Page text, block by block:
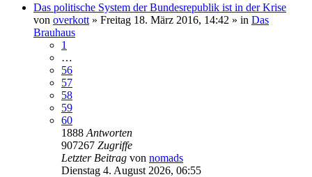
Das politische System der Bundesrepublik ist in der Krise
von overkott » Freitag 18. März 2016, 14:42 » in Das
Brauhaus
1
…
56
57
58
59
60
1888 Antworten
907267 Zugriffe
Letzter Beitrag von nomads
Dienstag 4. August 2026, 06:55